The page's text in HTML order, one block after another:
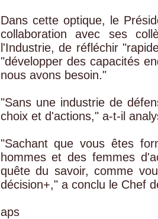
Dans cette optique, le
collaboration avec ses
l'Industrie, de réfléchir
"développer des capacités
nous avons besoin."
"Sans une industrie de
choix et d'actions," a-t-il
"Sachant que vous êtes
hommes et des femmes
quête du savoir, comme
décision+," a conclu le Chef
aps